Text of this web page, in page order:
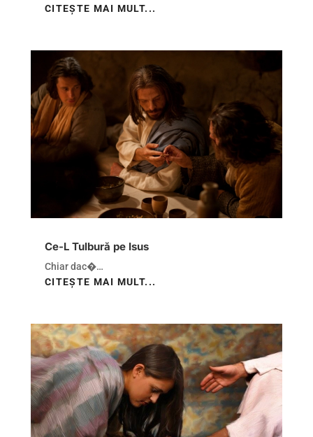
CITEȘTE MAI MULT...
Ce-L Tulbură pe Isus
Chiar dac�…
CITEȘTE MAI MULT...